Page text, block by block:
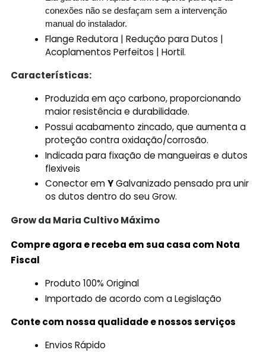
conexões não se desfaçam sem a intervenção
manual do instalador.
Flange Redutora | Redução para Dutos |
Acoplamentos Perfeitos | Hortil.
Características:
Produzida em aço carbono, proporcionando
maior resistência e durabilidade.
Possui acabamento zincado, que aumenta a
proteção contra oxidação/corrosão.
Indicada para fixação de mangueiras e dutos
flexiveis
Conector emYGalvanizado pensado pra unir
os dutos dentro do seu Grow.
Grow da Maria CultivoMáximo
Compre agora e receba em sua casa com Nota
Fiscal
Produto 100% Original
Importado de acordo com a Legislação
Conte com nossa qualidade e nossos serviços
Envios Rápido